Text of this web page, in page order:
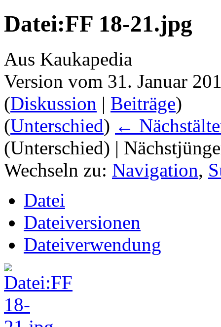
Datei:FF 18-21.jpg
Aus Kaukapedia
Version vom 31. Januar
(Diskussion | Beiträge)
(Unterschied) ←
(Unterschied) |
Wechseln zu: Navigation,
Datei
Dateiversionen
Dateiverwendung